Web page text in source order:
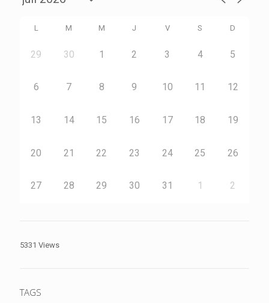
L M M J V S D
29 30 1 2 3 4 5
6 7 8 9 10 11 12
13 14 15 16 17 18 19
20 21 22 23 24 25 26
27 28 29 30 31 1 2
5331 Views
TAGS